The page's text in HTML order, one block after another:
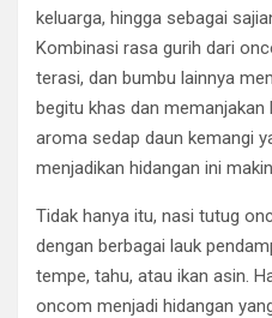
keluarga, hingga sebagai
Kombinasi rasa gurih dari
terasi, dan bumbu lainnya
begitu khas dan memanjakan
aroma sedap daun kemangi
menjadikan hidangan ini
Tidak hanya itu, nasi tutug
dengan berbagai lauk
tempe, tahu, atau ikan asin.
oncom menjadi hidangan